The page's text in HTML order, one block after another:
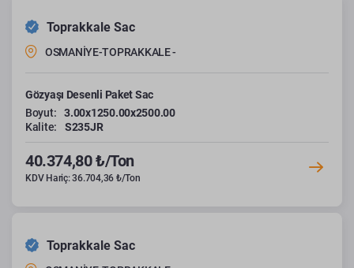
Toprakkale Sac
OSMANİYE-TOPRAKKALE -
Gözyaşı Desenli Paket Sac
Boyut:
3.00x1250.00x2500.00
Kalite:
S235JR
40.374,80 ₺/Ton
KDV Hariç: 36.704,36 ₺/Ton
Toprakkale Sac